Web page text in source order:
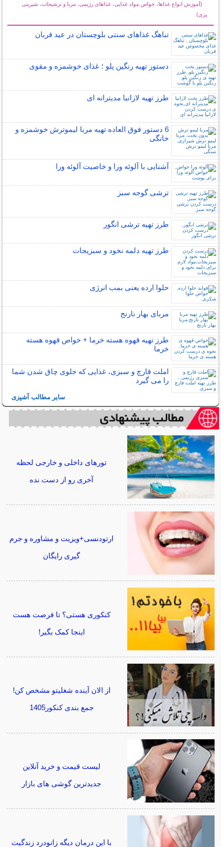
(آموزش انواع غذاها، خواص مواد غذایی، غذاهای رژیمی، مربا و ترشیجات، شیرینی
پزی)
تباهگ غذاهای سنتی بلوچستان در عید قربان
دستور تهیه رنگین پلو ؛ غذای خوشمزه و مقوی
طرز تهیه لازانیا مدیترانه ای
6 دستور فوق العاده تهیه مربا لیموترش خوشمزه و
خانگی
آشنایی با آلوئه ورا و خاصیت آلوئه ورا
ترشی گوجه سبز
طرز تهیه ترشی انگور
طرز تهیه دلمه نخود و سبزیجات
حلوا ارده یعنی بمب انرژی
مربای بهار نارنج
طرز تهیه قهوه هسته خرما + خواص قهوه هسته
خرما
املت قارچ و سبزی، غذایی که جلوی چاق شدن شما
را می گیرد
سایر مطالب آشپزی
تورهای داخلی و خارجی لحظه
آخری رو از دست نده
ارتودنسی+ویزیت و مشاوره و جرم
گیری رایگان
کنکوری هستی؟ تا فرصت هست
اینجا کمک بگیر!
از الان آینده شغلیتو مشخص کن!
جمع بندی کنکور1405
لیست قیمت و خرید آنلاین
جدیدترین گوشی های بازار
با این درمان دیگه زانودرد زندگیت